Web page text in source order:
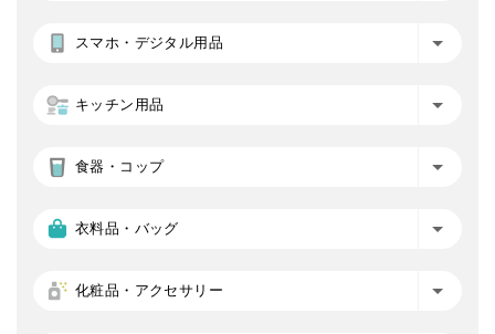
スマホ・デジタル用品
キッチン用品
食器・コップ
衣料品・バッグ
化粧品・アクセサリー